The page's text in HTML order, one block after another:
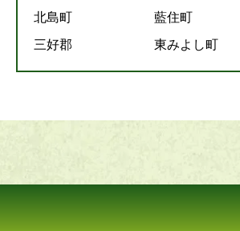
北島町
藍住町
三好郡
東みよし町